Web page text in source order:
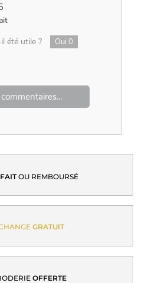
été utile ?
Oui 0
OU REMBOURSÉ
GRATUIT
OFFERTE